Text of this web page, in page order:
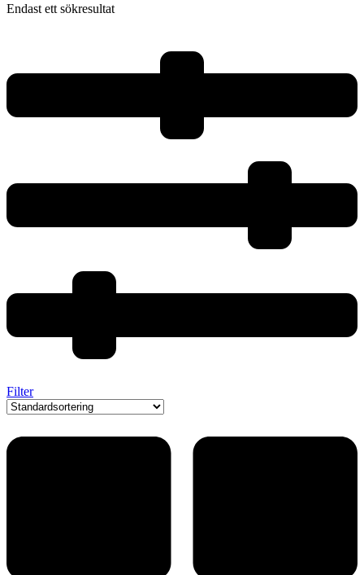
Endast ett sökresultat
Filter